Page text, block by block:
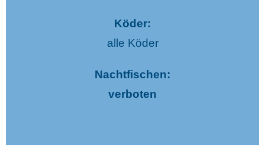
Köder:
alle Köder
Nachtfischen:
verboten